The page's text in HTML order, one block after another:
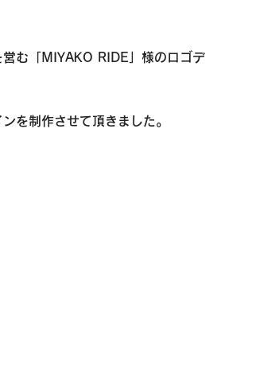
む「MIYAKO RIDE」様のロゴデ
を制作させて頂きました。